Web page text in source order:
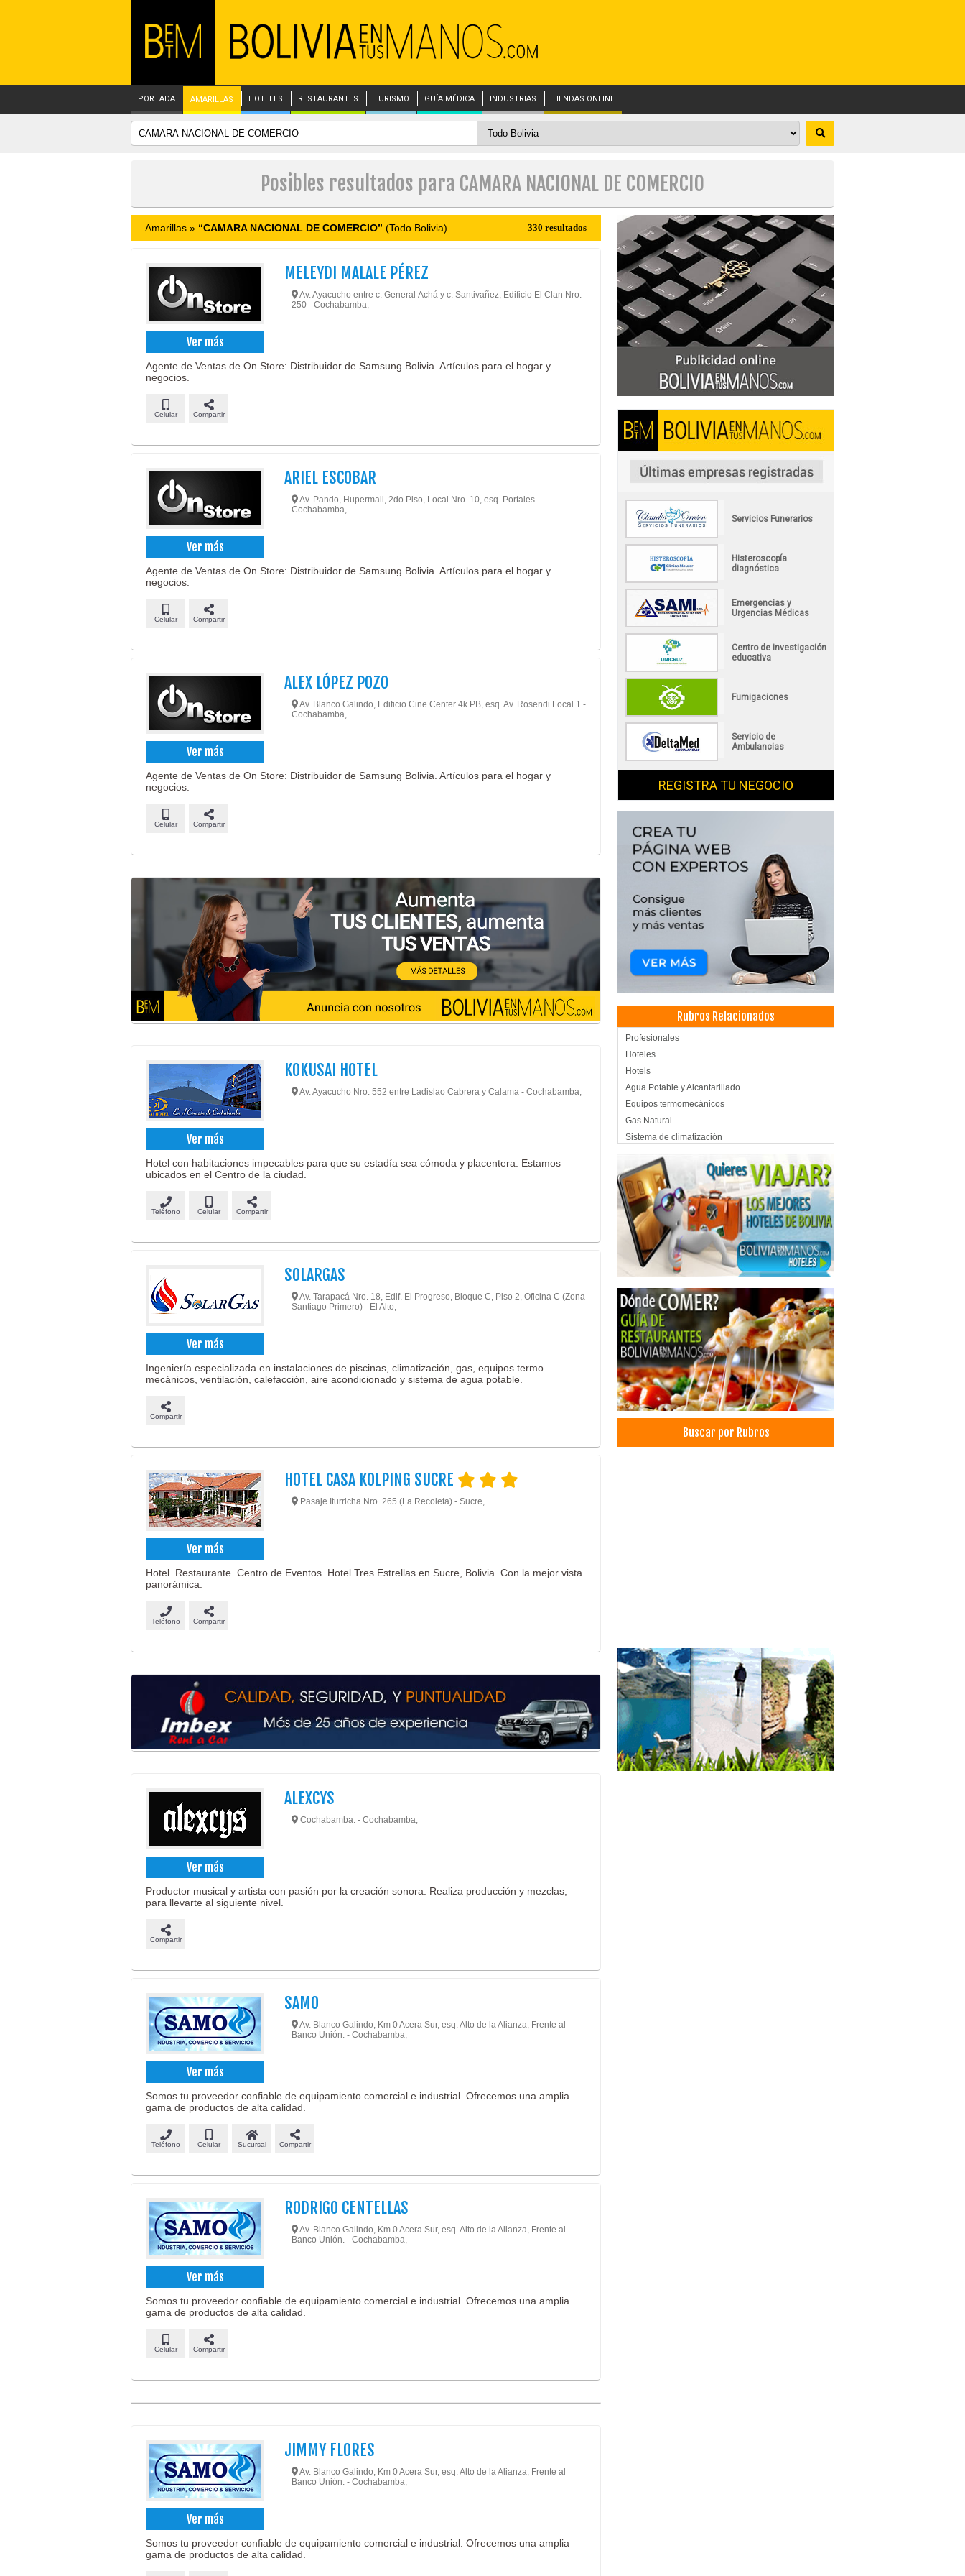
PORTADA AMARILLAS HOTELES RESTAURANTES TURISMO GUÍA MÉDICA INDUSTRIAS TIENDAS ONLINE
Posibles resultados para CAMARA NACIONAL DE COMERCIO
Amarillas » “CAMARA NACIONAL DE COMERCIO” (Todo Bolivia) 330 resultados
Ver más
MELEYDI MALALE PÉREZ
Av. Ayacucho entre c. General Achá y c. Santivañez, Edificio El Clan Nro.
250 - Cochabamba,
Agente de Ventas de On Store: Distribuidor de Samsung Bolivia. Artículos para el hogar y
negocios.
Celular Compartir
Ver más
ARIEL ESCOBAR
Av. Pando, Hupermall, 2do Piso, Local Nro. 10, esq. Portales. -
Cochabamba,
Agente de Ventas de On Store: Distribuidor de Samsung Bolivia. Artículos para el hogar y
negocios.
Celular Compartir
Ver más
ALEX LÓPEZ POZO
Av. Blanco Galindo, Edificio Cine Center 4k PB, esq. Av. Rosendi Local 1 -
Cochabamba,
Agente de Ventas de On Store: Distribuidor de Samsung Bolivia. Artículos para el hogar y
negocios.
Celular Compartir
Ver más
KOKUSAI HOTEL
Av. Ayacucho Nro. 552 entre Ladislao Cabrera y Calama - Cochabamba,
Hotel con habitaciones impecables para que su estadía sea cómoda y placentera. Estamos
ubicados en el Centro de la ciudad.
Teléfono Celular Compartir
Ver más
SOLARGAS
Av. Tarapacá Nro. 18, Edif. El Progreso, Bloque C, Piso 2, Oficina C (Zona
Santiago Primero) - El Alto,
Ingeniería especializada en instalaciones de piscinas, climatización, gas, equipos termo
mecánicos, ventilación, calefacción, aire acondicionado y sistema de agua potable.
Compartir
Ver más
HOTEL CASA KOLPING SUCRE
Pasaje Iturricha Nro. 265 (La Recoleta) - Sucre,
Hotel. Restaurante. Centro de Eventos. Hotel Tres Estrellas en Sucre, Bolivia. Con la mejor vista
panorámica.
Teléfono Compartir
Ver más
ALEXCYS
Cochabamba. - Cochabamba,
Productor musical y artista con pasión por la creación sonora. Realiza producción y mezclas,
para llevarte al siguiente nivel.
Compartir
Ver más
SAMO
Av. Blanco Galindo, Km 0 Acera Sur, esq. Alto de la Alianza, Frente al
Banco Unión. - Cochabamba,
Somos tu proveedor confiable de equipamiento comercial e industrial. Ofrecemos una amplia
gama de productos de alta calidad.
Teléfono Celular Sucursal Compartir
Ver más
RODRIGO CENTELLAS
Av. Blanco Galindo, Km 0 Acera Sur, esq. Alto de la Alianza, Frente al
Banco Unión. - Cochabamba,
Somos tu proveedor confiable de equipamiento comercial e industrial. Ofrecemos una amplia
gama de productos de alta calidad.
Celular Compartir
Ver más
JIMMY FLORES
Av. Blanco Galindo, Km 0 Acera Sur, esq. Alto de la Alianza, Frente al
Banco Unión. - Cochabamba,
Somos tu proveedor confiable de equipamiento comercial e industrial. Ofrecemos una amplia
gama de productos de alta calidad.
Servicios Funerarios
Histeroscopía
diagnóstica
Emergencias y
Urgencias Médicas
Centro de investigación
educativa
Fumigaciones
Servicio de
Ambulancias
REGISTRA TU NEGOCIO
Rubros Relacionados
Profesionales
Hoteles
Hotels
Agua Potable y Alcantarillado
Equipos termomecánicos
Gas Natural
Sistema de climatización
Ventiladores
Ventilación
Aire Acondicionado
Calefacción
Mantenimiento de piscinas
Instalación de gas natural
Música
Seguridad Industrial: Alarmas, Equipos
Buscar por Rubros